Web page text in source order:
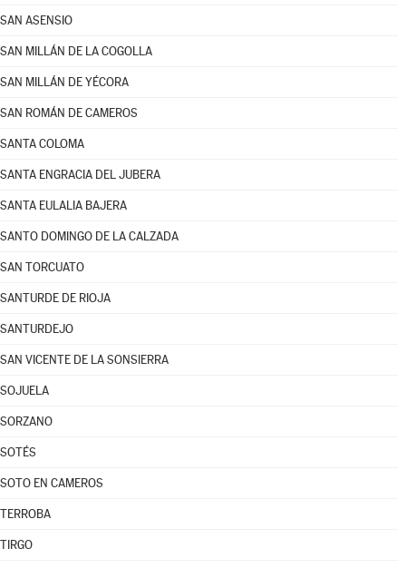
SAN ASENSIO
SAN MILLÁN DE LA COGOLLA
SAN MILLÁN DE YÉCORA
SAN ROMÁN DE CAMEROS
SANTA COLOMA
SANTA ENGRACIA DEL JUBERA
SANTA EULALIA BAJERA
SANTO DOMINGO DE LA CALZADA
SAN TORCUATO
SANTURDE DE RIOJA
SANTURDEJO
SAN VICENTE DE LA SONSIERRA
SOJUELA
SORZANO
SOTÉS
SOTO EN CAMEROS
TERROBA
TIRGO